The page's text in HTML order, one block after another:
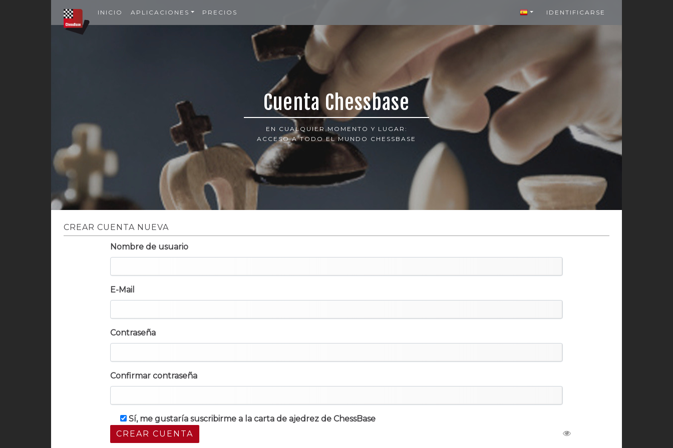
INICIO APLICACIONES PRECIOS IDENTIFICARSE
Cuenta Chessbase
EN CUALQUIER MOMENTO Y LUGAR:
ACCESO A TODO EL MUNDO CHESSBASE
CREAR CUENTA NUEVA
Nombre de usuario
E-Mail
Contraseña
Confirmar contraseña
Sí, me gustaría suscribirme a la carta de ajedrez de ChessBase
CREAR CUENTA